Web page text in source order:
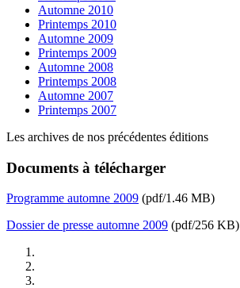
Automne 2010
Printemps 2010
Automne 2009
Printemps 2009
Automne 2008
Printemps 2008
Automne 2007
Printemps 2007
Les archives de nos précédentes éditions
Documents à télécharger
Programme automne 2009 (pdf/1.46 MB)
Dossier de presse automne 2009 (pdf/256 KB)